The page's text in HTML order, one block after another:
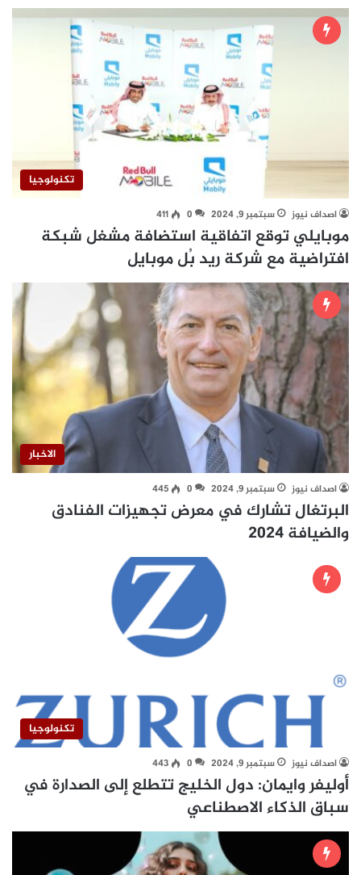
تكنولوجيا
اصداف نيوز سبتمبر 9, 2024 0
411
موبايلي توقع اتفاقية استضافة مشغل شبكة
افتراضية مع شركة ريد بُل موبايل
الاخبار
اصداف نيوز سبتمبر 9, 2024 0
445
البرتغال تشارك في معرض تجهيزات الفنادق
والضيافة 2024
تكنولوجيا
اصداف نيوز سبتمبر 9, 2024 0
443
أوليفر وايمان: دول الخليج تتطلع إلى الصدارة في
سباق الذكاء الاصطناعي